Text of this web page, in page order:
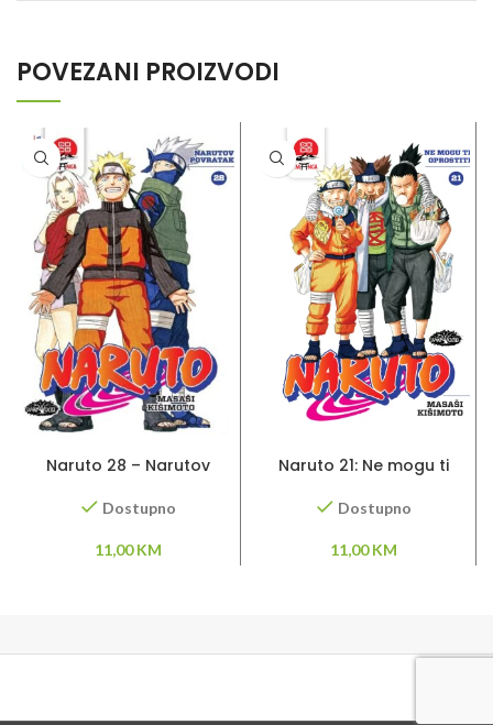
POVEZANI PROIZVODI
Naruto 28 – Narutov
Dostupno
11,00KM
Naruto 21: Ne mogu ti
Dostupno
11,00KM